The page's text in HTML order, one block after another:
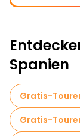
Spanien
Gratis-
Gratis-